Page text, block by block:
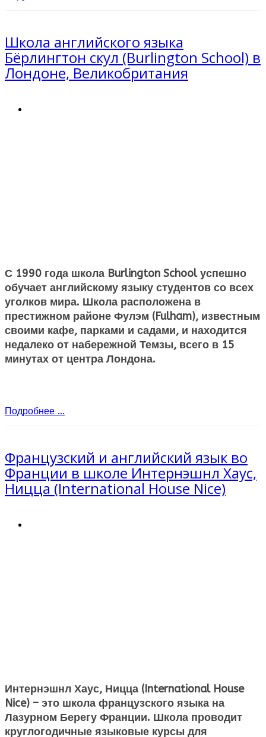
Школа английского языка
Бёрлингтон скул (Burlington School) в
Лондоне, Великобритания
С 1990 года школа Burlington School успешно
обучает английскому языку студентов со всех
уголков мира. Школа расположена в
престижном районе Фулэм (Fulham), известным
своими кафе, парками и садами, и находится
недалеко от набережной Темзы, всего в 15
минутах от центра Лондона.
Подробнее ...
Французский и английский язык во
Франции в школе Интернэшнл Хаус,
Ницца (International House Nice)
Интернэшнл Хаус, Ницца (International House
Nice) – это школа французского языка на
Лазурном Берегу Франции. Школа проводит
круглогодичные языковые курсы для